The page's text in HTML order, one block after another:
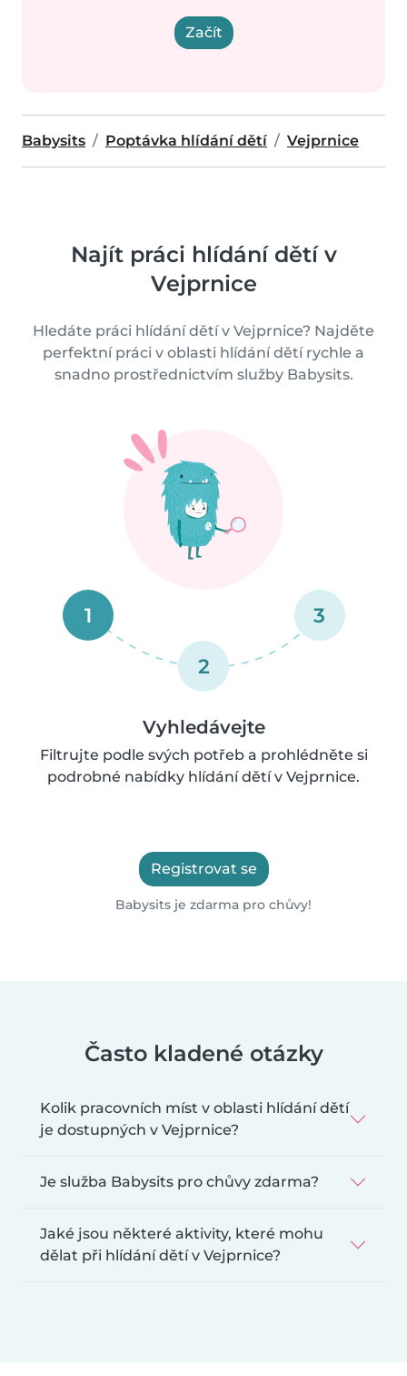
Začít
Babysits Poptávka hlídání dětí Vejprnice
Najít práci hlídání dětí v
Vejprnice
Hledáte práci hlídání dětí v Vejprnice? Najděte
perfektní práci v oblasti hlídání dětí rychle a
snadno prostřednictvím služby Babysits.
1
2
3
Vyhledávejte
Filtrujte podle svých potřeb a prohlédněte si
podrobné nabídky hlídání dětí v Vejprnice.
Registrovat se
Babysits je zdarma pro chůvy!
Často kladené otázky
Kolik pracovních míst v oblasti hlídání dětí
je dostupných v Vejprnice?
Je služba Babysits pro chůvy zdarma?
Jaké jsou některé aktivity, které mohu
dělat při hlídání dětí v Vejprnice?